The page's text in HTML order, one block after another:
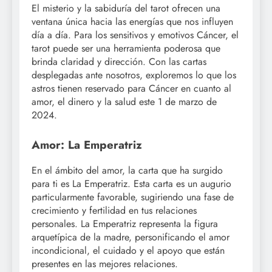
El misterio y la sabiduría del tarot ofrecen una
ventana única hacia las energías que nos influyen
día a día. Para los sensitivos y emotivos Cáncer, el
tarot puede ser una herramienta poderosa que
brinda claridad y dirección. Con las cartas
desplegadas ante nosotros, exploremos lo que los
astros tienen reservado para Cáncer en cuanto al
amor, el dinero y la salud este 1 de marzo de
2024.
Amor: La Emperatriz
En el ámbito del amor, la carta que ha surgido
para ti es La Emperatriz. Esta carta es un augurio
particularmente favorable, sugiriendo una fase de
crecimiento y fertilidad en tus relaciones
personales. La Emperatriz representa la figura
arquetípica de la madre, personificando el amor
incondicional, el cuidado y el apoyo que están
presentes en las mejores relaciones.